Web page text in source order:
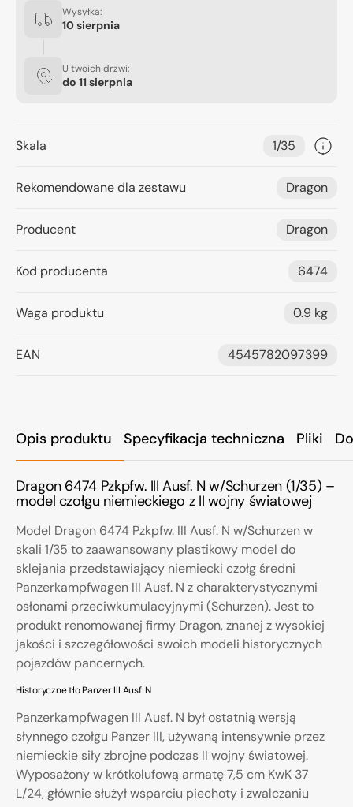
Opis produktu Specyfikacja techniczna Pliki
Dragon 6474 Pzkpfw. III Ausf. N w/Schurzen (1/35) –
model czołgu niemieckiego z II wojny światowej
Model Dragon 6474 Pzkpfw. III Ausf. N w/Schurzen w
skali 1/35 to zaawansowany plastikowy model do
sklejania przedstawiający niemiecki czołg średni
Panzerkampfwagen III Ausf. N z charakterystycznymi
osłonami przeciwkumulacyjnymi (Schurzen). Jest to
produkt renomowanej firmy Dragon, znanej z wysokiej
jakości i szczegółowości swoich modeli historycznych
pojazdów pancernych.
Historyczne tło Panzer III Ausf. N
Panzerkampfwagen III Ausf. N był ostatnią wersją
słynnego czołgu Panzer III, używaną intensywnie przez
niemieckie siły zbrojne podczas II wojny światowej.
Wyposażony w krótkolufową armatę 7,5 cm KwK 37
L/24, głównie służył wsparciu piechoty i zwalczaniu
Wysyłka:
10 sierpnia
U twoich drzwi:
do 11 sierpnia
Skala 1/35
Rekomendowane dla zestawu Dragon
Producent Dragon
Kod producenta 6474
Waga produktu 0.9 kg
EAN 4545782097399